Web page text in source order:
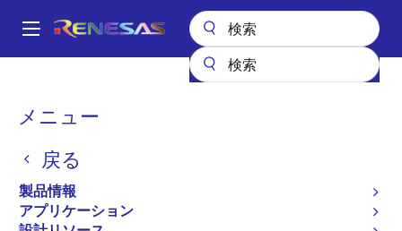
ン
Main
メニュー
戻る
製品情報
アプリケーション
パ
く
ず
ソフトウェアとドライバ
SEGGER emWin GUI
Library for Renesas RA
Products